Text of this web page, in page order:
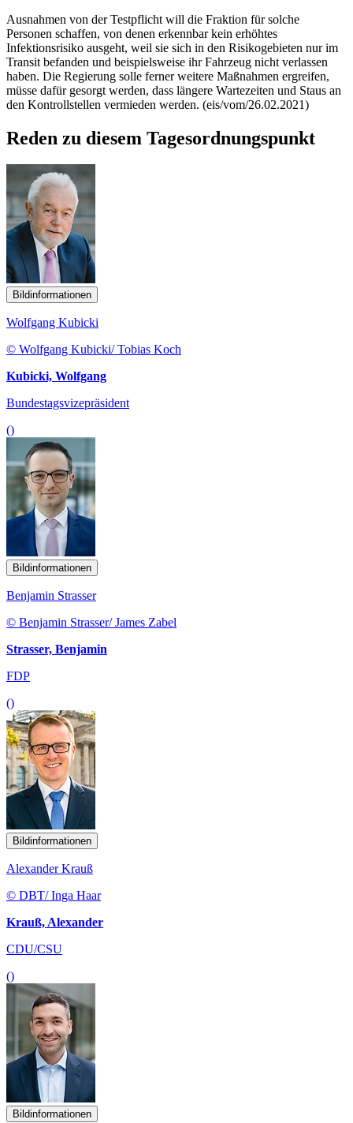
Ausnahmen von der Testpflicht will die Fraktion für solche
Personen schaffen, von denen erkennbar kein erhöhtes
Infektionsrisiko ausgeht, weil sie sich in den Risikogebieten nur im
Transit befanden und beispielsweise ihr Fahrzeug nicht verlassen
haben. Die Regierung solle ferner weitere Maßnahmen ergreifen,
müsse dafür gesorgt werden, dass längere Wartezeiten und Staus an
den Kontrollstellen vermieden werden. (eis/vom/26.02.2021)
Reden zu diesem Tagesordnungspunkt
Bildinformationen
Wolfgang Kubicki
© Wolfgang Kubicki/ Tobias Koch
Kubicki, Wolfgang
Bundestagsvizepräsident
()
Bildinformationen
Benjamin Strasser
© Benjamin Strasser/ James Zabel
Strasser, Benjamin
FDP
()
Bildinformationen
Alexander Krauß
© DBT/ Inga Haar
Krauß, Alexander
CDU/CSU
()
Bildinformationen